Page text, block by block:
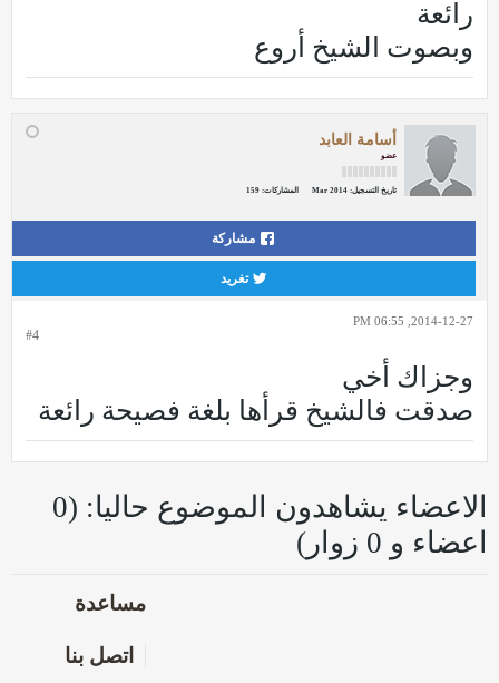
رائعة
وبصوت الشيخ أروع
أسامة العابد
عضو
تاريخ التسجيل: Mar 2014 المشاركات: 159
مشاركة
تغريد
#4
2014-12-27, 06:55 PM
وجزاك أخي
صدقت فالشيخ قرأها بلغة فصيحة رائعة
الاعضاء يشاهدون الموضوع حاليا: (0
اعضاء و 0 زوار)
مساعدة
اتصل بنا